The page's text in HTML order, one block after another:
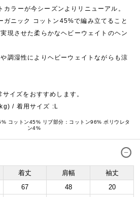
ラーが今シーズンよりリニューアル。
ガニック コットン45%で編み立てること
現させた柔らかなヘビーウェイトのヘン
調湿性によりヘビーウェイトながらも涼
イズをおすすめします。
/ 着用サイズ :L
コットン45% リブ部分：コットン96% ポリウレタ
ン4%
着丈 肩幅
袖丈
67 48
20